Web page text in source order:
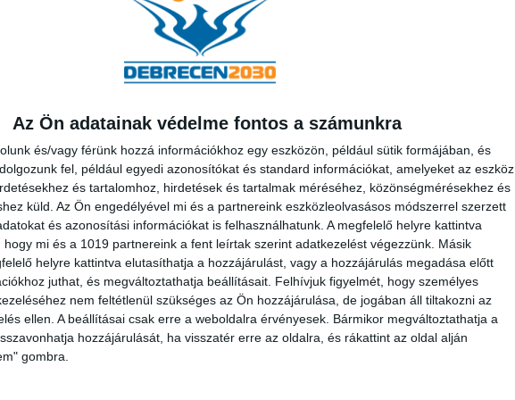
Az Ön adatainak védelme fontos a számunkra
és/vagy férünk hozzá információkhoz egy eszközön, például sütik formájában, és
fel, például egyedi azonosítókat és standard információkat, amelyeket az eszköz
és tartalomhoz, hirdetések és tartalmak méréséhez, közönségmérésekhez és
küld. Az Ön engedélyével mi és a partnereink eszközleolvasásos módszerrel szerzett
és azonosítási információkat is felhasználhatunk. A megfelelő helyre kattintva
hogy mi és a 1019 partnereink a fent leírtak szerint adatkezelést végezzünk. Másik
helyre kattintva elutasíthatja a hozzájárulást, vagy a hozzájárulás megadása előtt
juthat, és megváltoztathatja beállításait. Felhívjuk figyelmét, hogy személyes
nem feltétlenül szükséges az Ön hozzájárulása, de jogában áll tiltakozni az
ellen. A beállításai csak erre a weboldalra érvényesek. Bármikor megváltoztathatja a
hozzájárulását, ha visszatér erre az oldalra, és rákattint az oldal alján
gombra.
nincs meg a megfelelő útszélesség. Hogy a munkákat
is. Példaként említette a Júliatelepen végzett
és közműaknák áthelyezését saját költségen elvégzi, cserébe
1-2 métert átadnak az útfejlesztés megfelelő minőségű
felajánlotta az itt élők számára is.
összeadódik, az önkormányzat is be tud ebbe lépni. A
mondhatjuk, hogy a forrásoldal megteremtése is jóval könnyebb
mint 32 millió forintba került. Ebben az évben Debrecenben